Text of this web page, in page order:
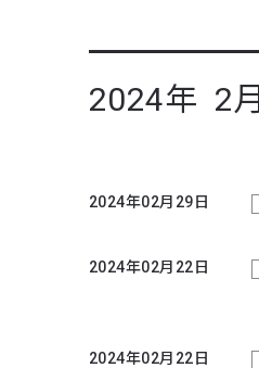
2024年 2月
2024年02月29日
2024年02月22日
2024年02月22日